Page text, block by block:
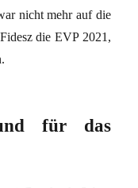
nicht mehr auf die
die EVP 2021,
für das